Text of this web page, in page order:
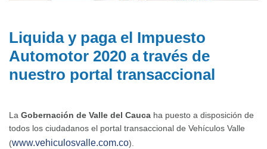
Liquida y paga el Impuesto
Automotor 2020 a través de
nuestro portal transaccional
La Gobernación de Valle del Cauca ha puesto a disposición de
todos los ciudadanos el portal transaccional de Vehículos Valle
(www.vehiculosvalle.com.co).